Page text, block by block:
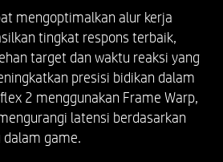
mengoptimalkan alur kerja
tingkat respons terbaik,
target dan waktu reaksi yang
presisi bidikan dalam
2 menggunakan Frame Warp,
latensi berdasarkan
game.